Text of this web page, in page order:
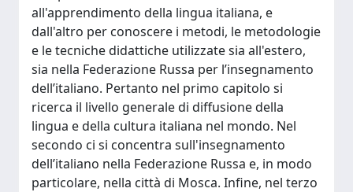
all'apprendimento della lingua italiana, e
dall'altro per conoscere i metodi, le metodologie
e le tecniche didattiche utilizzate sia all'estero,
sia nella Federazione Russa per l’insegnamento
dell’italiano. Pertanto nel primo capitolo si
ricerca il livello generale di diffusione della
lingua e della cultura italiana nel mondo. Nel
secondo ci si concentra sull'insegnamento
dell’italiano nella Federazione Russa e, in modo
particolare, nella città di Mosca. Infine, nel terzo